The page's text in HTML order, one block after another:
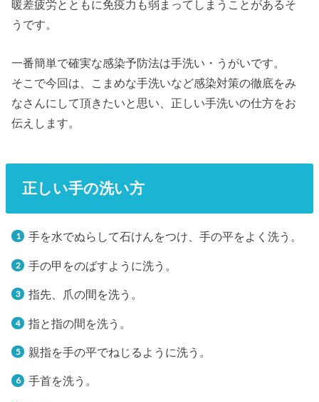
暖差疲労とともに免疫力も弱まってしまうことがあるそ
うです。
一番簡単で確実な感染予防法は手洗い・うがいです。
そこで今回は、こまめな手洗いなど感染対策の徹底をみ
なさんにして頂きたいと思い、正しい手洗いの仕方をお
伝えします。
正しい手の洗い方
手を水でぬらして石けんをつけ、手の平をよく洗う。
手の甲をのばすように洗う。
指先、爪の間を洗う。
指と指の間を洗う。
親指を手の平でねじるように洗う。
手首を洗う。